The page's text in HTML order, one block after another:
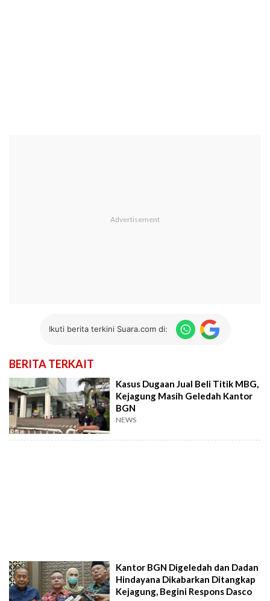
Ikuti berita terkini Suara.com di:
BERITA TERKAIT
Kasus Dugaan Jual Beli Titik MBG,
Kejagung Masih Geledah Kantor
BGN
NEWS
Kantor BGN Digeledah dan Dadan
Hindayana Dikabarkan Ditangkap
Kejagung, Begini Respons Dasco